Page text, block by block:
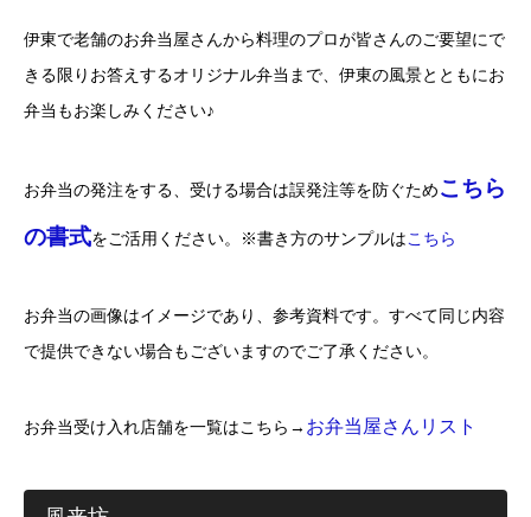
伊東で老舗のお弁当屋さんから料理のプロが皆さんのご要望にで
きる限りお答えするオリジナル弁当まで、伊東の風景とともにお
弁当もお楽しみください♪
お弁当の発注をする、受ける場合は誤発注等を防ぐためこちら
の書式をご活用ください。※書き方のサンプルはこちら
お弁当の画像はイメージであり、参考資料です。すべて同じ内容
で提供できない場合もございますのでご了承ください。
お弁当受け入れ店舗を一覧はこちら→ お弁当屋さんリスト